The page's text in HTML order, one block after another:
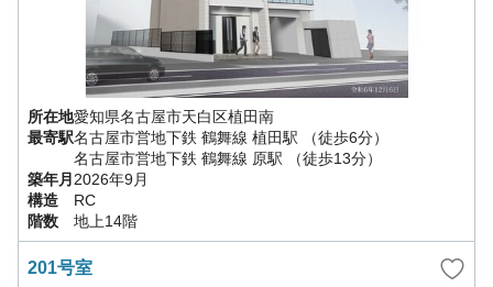
所在地愛知県名古屋市天白区植田南
最寄駅名古屋市営地下鉄 鶴舞線 植田駅
（徒歩6分）
名古屋市営地下鉄 鶴舞線 原駅
（徒歩13分）
築年月2026年9月
構造
RC
階数
地上14階
201号室